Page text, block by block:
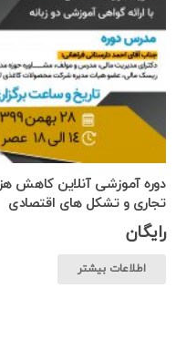
دوره آموزشی آنلاین کاهش
تجاری و تشکل های اقتصادی
رایگان
اطلاعات بیشتر